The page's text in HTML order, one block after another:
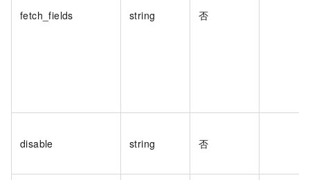
fetch_fields string 否
disable string 否